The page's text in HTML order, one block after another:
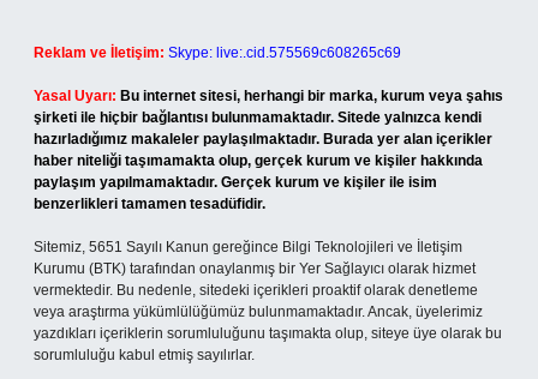
Reklam ve İletişim: Skype: live:.cid.575569c608265c69
Yasal Uyarı: Bu internet sitesi, herhangi bir marka, kurum veya şahıs
şirketi ile hiçbir bağlantısı bulunmamaktadır. Sitede yalnızca kendi
hazırladığımız makaleler paylaşılmaktadır. Burada yer alan içerikler
haber niteliği taşımamakta olup, gerçek kurum ve kişiler hakkında
paylaşım yapılmamaktadır. Gerçek kurum ve kişiler ile isim
benzerlikleri tamamen tesadüfidir.
Sitemiz, 5651 Sayılı Kanun gereğince Bilgi Teknolojileri ve İletişim
Kurumu (BTK) tarafından onaylanmış bir Yer Sağlayıcı olarak hizmet
vermektedir. Bu nedenle, sitedeki içerikleri proaktif olarak denetleme
veya araştırma yükümlülüğümüz bulunmamaktadır. Ancak, üyelerimiz
yazdıkları içeriklerin sorumluluğunu taşımakta olup, siteye üye olarak bu
sorumluluğu kabul etmiş sayılırlar.